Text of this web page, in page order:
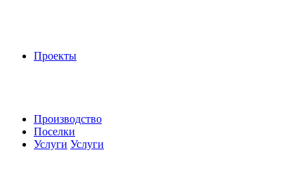
Проекты
Производство
Поселки
Услуги Услуги